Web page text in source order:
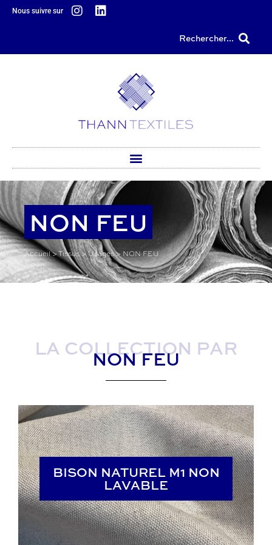
principal
Nous suivre sur
Rechercher...
NON FEU
Accueil>Tissus>Usages>NON FEU
NON FEU
LA COLLECTION PAR
BISON NATUREL M1 NON
LAVABLE
BISON NATUREL M1 NON
LAVABLE